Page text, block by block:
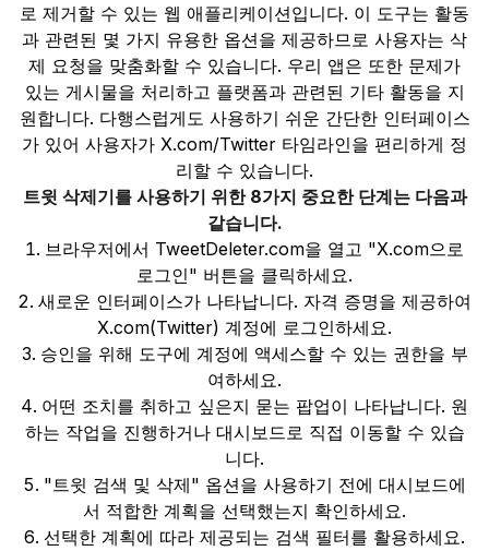
로 제거할 수 있는 웹 애플리케이션입니다. 이 도구는 활동
과 관련된 몇 가지 유용한 옵션을 제공하므로 사용자는 삭
제 요청을 맞춤화할 수 있습니다. 우리 앱은 또한 문제가
있는 게시물을 처리하고 플랫폼과 관련된 기타 활동을 지
원합니다. 다행스럽게도 사용하기 쉬운 간단한 인터페이스
가 있어 사용자가 X.com/Twitter 타임라인을 편리하게 정
리할 수 있습니다.
트윗 삭제기를 사용하기 위한 8가지 중요한 단계는 다음과
같습니다.
브라우저에서 TweetDeleter.com을 열고 "X.com으로
로그인" 버튼을 클릭하세요.
새로운 인터페이스가 나타납니다. 자격 증명을 제공하여
X.com(Twitter) 계정에 로그인하세요.
승인을 위해 도구에 계정에 액세스할 수 있는 권한을 부
여하세요.
어떤 조치를 취하고 싶은지 묻는 팝업이 나타납니다. 원
하는 작업을 진행하거나 대시보드로 직접 이동할 수 있습
니다.
"트윗 검색 및 삭제" 옵션을 사용하기 전에 대시보드에
서 적합한 계획을 선택했는지 확인하세요.
선택한 계획에 따라 제공되는 검색 필터를 활용하세요.